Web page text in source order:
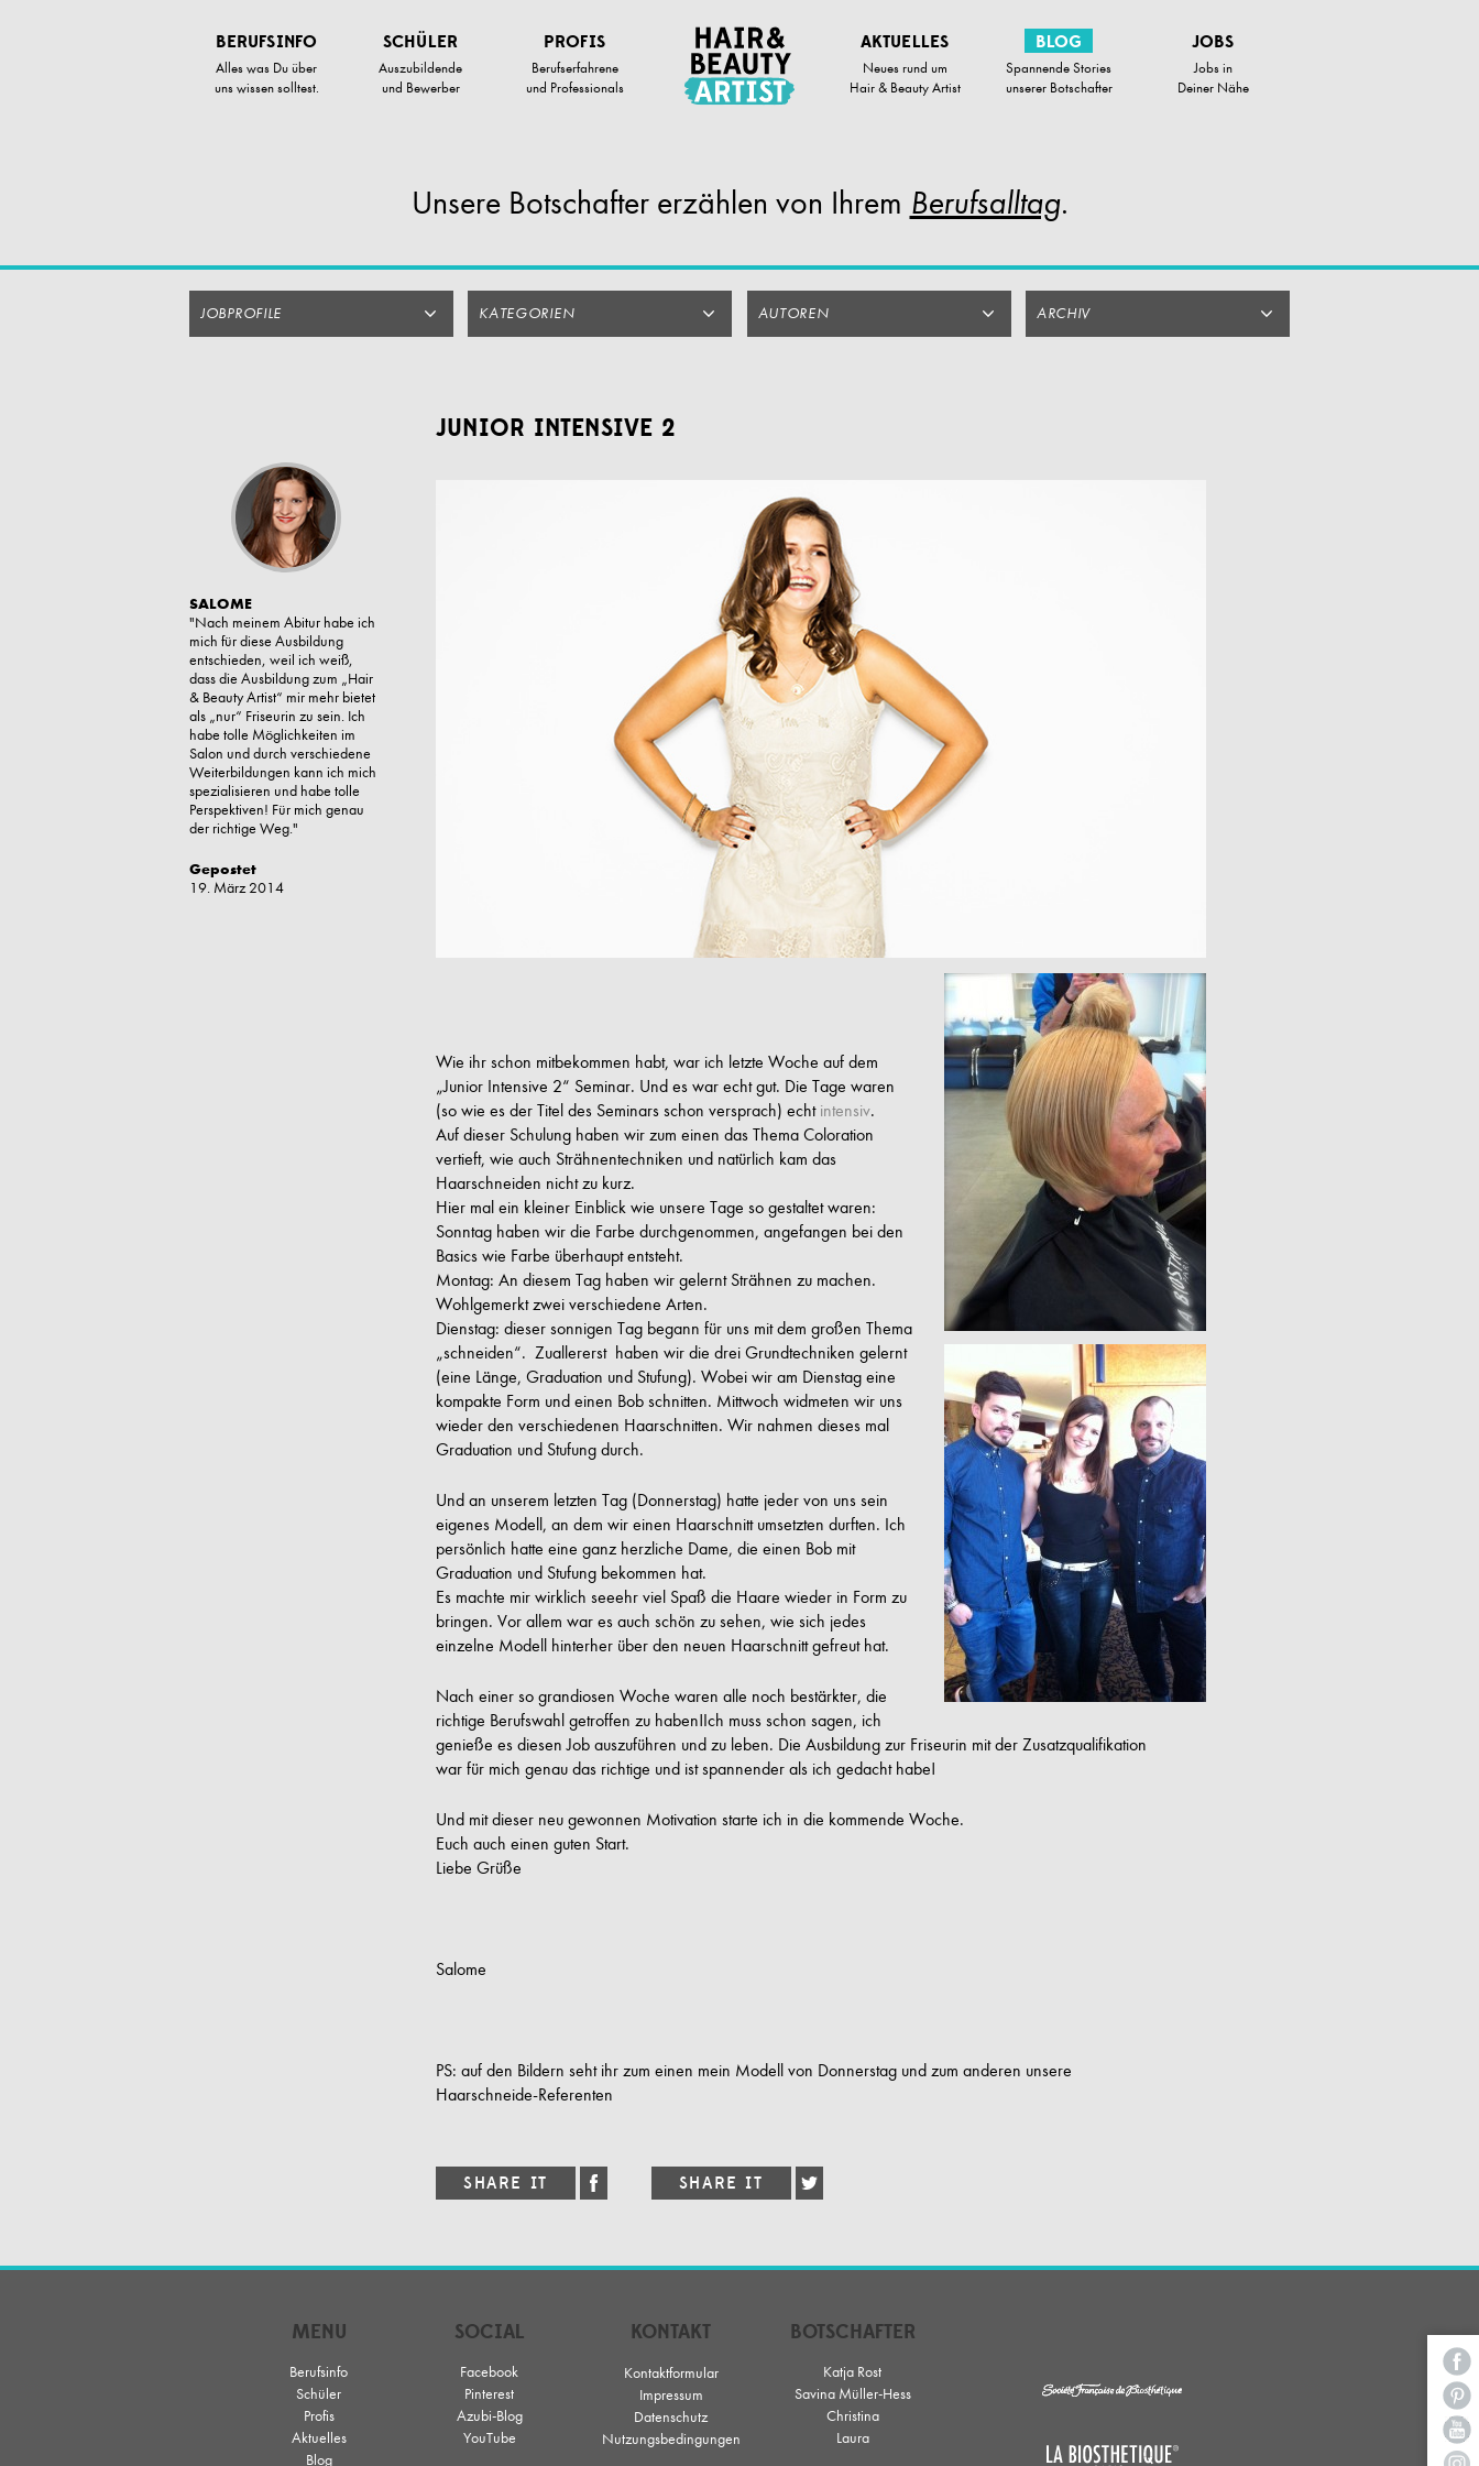
Artikel
Springen
BERUFSINFO
Alles was Du über
uns wissen solltest.
SCHÜLER
Auszubildende
und Bewerber
PROFIS
Berufserfahrene
und Professionals
AKTUELLES
Neues rund um
Hair & Beauty Artist
BLOG
Spannende Stories
unserer Botschafter
JOBS
Jobs in
Deiner Nähe
Unsere Botschafter erzählen von Ihrem Berufsalltag.
JOBPROFILE KATEGORIEN AUTOREN ARCHIV
SALOME
"Nach meinem Abitur habe ich
mich für diese Ausbildung
entschieden, weil ich weiß,
dass die Ausbildung zum „Hair
& Beauty Artist“ mir mehr bietet
als „nur“ Friseurin zu sein. Ich
habe tolle Möglichkeiten im
Salon und durch verschiedene
Weiterbildungen kann ich mich
spezialisieren und habe tolle
Perspektiven! Für mich genau
der richtige Weg."
Gepostet
19. März 2014
JUNIOR INTENSIVE 2
Wie ihr schon mitbekommen habt, war ich letzte Woche auf dem
„Junior Intensive 2“ Seminar. Und es war echt gut. Die Tage waren
(so wie es der Titel des Seminars schon versprach) echt intensiv.
Auf dieser Schulung haben wir zum einen das Thema Coloration
vertieft, wie auch Strähnentechniken und natürlich kam das
Haarschneiden nicht zu kurz.
Hier mal ein kleiner Einblick wie unsere Tage so gestaltet waren:
Sonntag haben wir die Farbe durchgenommen, angefangen bei den
Basics wie Farbe überhaupt entsteht.
Montag: An diesem Tag haben wir gelernt Strähnen zu machen.
Wohlgemerkt zwei verschiedene Arten.
Dienstag: dieser sonnigen Tag begann für uns mit dem großen Thema
„schneiden“. Zuallererst haben wir die drei Grundtechniken gelernt
(eine Länge, Graduation und Stufung). Wobei wir am Dienstag eine
kompakte Form und einen Bob schnitten. Mittwoch widmeten wir uns
wieder den verschiedenen Haarschnitten. Wir nahmen dieses mal
Graduation und Stufung durch.
Und an unserem letzten Tag (Donnerstag) hatte jeder von uns sein
eigenes Modell, an dem wir einen Haarschnitt umsetzten durften. Ich
persönlich hatte eine ganz herzliche Dame, die einen Bob mit
Graduation und Stufung bekommen hat.
Es machte mir wirklich seeehr viel Spaß die Haare wieder in Form zu
bringen. Vor allem war es auch schön zu sehen, wie sich jedes
einzelne Modell hinterher über den neuen Haarschnitt gefreut hat.
Nach einer so grandiosen Woche waren alle noch bestärkter, die
richtige Berufswahl getroffen zu haben!Ich muss schon sagen, ich
genieße es diesen Job auszuführen und zu leben. Die Ausbildung zur Friseurin mit der Zusatzqualifikation
war für mich genau das richtige und ist spannender als ich gedacht habe!
Und mit dieser neu gewonnen Motivation starte ich in die kommende Woche.
Euch auch einen guten Start.
Liebe Grüße
Salome
PS: auf den Bildern seht ihr zum einen mein Modell von Donnerstag und zum anderen unsere
Haarschneide-Referenten
MENU
Berufsinfo
Schüler
Profis
Aktuelles
Blog
SOCIAL
Facebook
Pinterest
Azubi-Blog
YouTube
KONTAKT
Kontaktformular
Impressum
Datenschutz
Nutzungsbedingungen
BOTSCHAFTER
Katja Rost
Savina Müller-Hess
Christina
Laura